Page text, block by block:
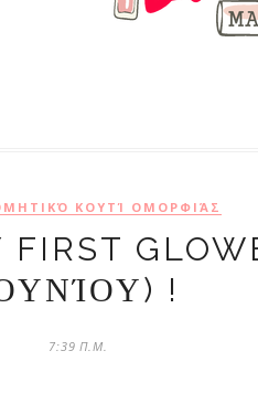
ΚΟΥΤΊ ΟΜΟΡΦΙΆΣ
FIRST
!
7:39 Π.Μ.